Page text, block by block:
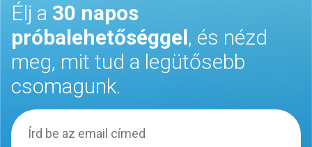
Élj a 30 napos
próbalehetőséggel, és nézd
meg, mit tud a legütősebb
csomagunk.